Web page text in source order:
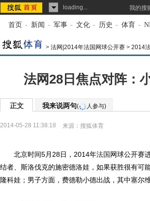
loading... 我的搜
首页 - 新闻 - 军事 - 文化 - 历史 - 体育 -
> 法网|2014年法国网球公开赛 > 2014
法网28日焦点对阵：
正文 我来说两句( 人参与)
2014-05-28 11:38:18 来源： 搜狐体育
北京时间5月28日，2014年法国网球公开赛
结者、斯洛伐克的施密德洛娃，如果获胜很有可
隆科娃；男子方面，费德勒小德出战，其中塞尔